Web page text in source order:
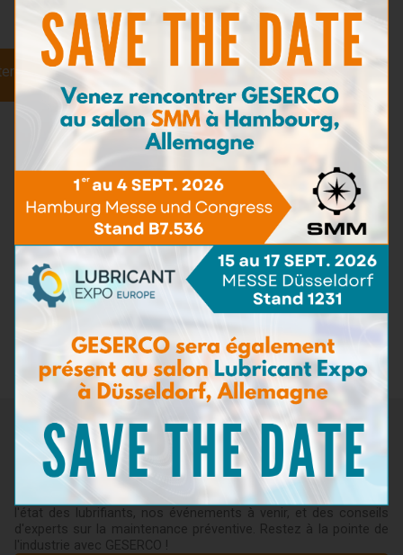
Détecter l’usure mécanique avant qu’elle ne provoque
une panne
Identifier les contaminations critiques (eau de mer,
carburant…)
Prolonger la durée de vie des huiles et réduire la
fréquence de réapprovisionnement
Garantir la sécurité et éviter les arrêts imprévus
coûteux
kits de diagnostic portables GESERCO
, les
équipages peuvent analyser les huiles et fluides directement à
bord, sans laboratoire, et agir immédiatement.
Un diagnostic rapide à bord = une maintenance maîtrisée,
une meilleure disponibilité des équipements et des coûts
Découvrez les solutions GESERCO pour la marine marchande
Marine Marchande
Retour aux actualités
Newsletter
Ne manquez pas les dernières nouveautés de GESERCO !
Inscrivez-vous à notre newsletter pour recevoir des
informations sur nos innovations en matière de surveillance de
l'état des lubrifiants, nos événements à venir, et des conseils
d'experts sur la maintenance préventive. Restez à la pointe de
l'industrie avec GESERCO !